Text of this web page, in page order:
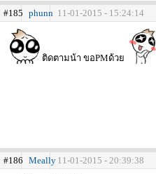
#185 phunn 11-01-2015 - 15:24:14
ติดตามน้า ขอPMด้วย
#186 Meally 11-01-2015 - 20:39:38